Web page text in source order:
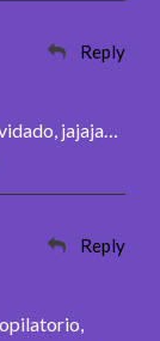
Reply
jajaja…
Reply